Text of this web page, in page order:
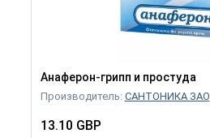
Анаферон-грипп и простуда
Производитель: САНТОНИКА ЗАО
13.10 GBP